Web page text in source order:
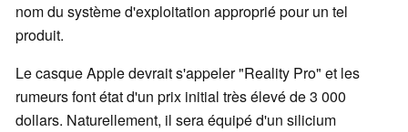
nom du système d'exploitation approprié pour un tel
produit.
Le casque Apple devrait s'appeler "Reality Pro" et les
rumeurs font état d'un prix initial très élevé de 3 000
dollars. Naturellement, il sera équipé d'un silicium